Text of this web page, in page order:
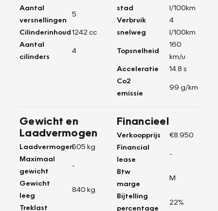
Aantal
versnellingen
5
Cilinderinhoud1242 cc
Aantal
cilinders
4
stad
l/100km
Verbruik
snelweg
4
l/100km
Topsnelheid
160
km/u
Acceleratie
14.8 s
Co2
emissie
99 g/km
Gewicht en
Laadvermogen
Laadvermogen505 kg
Maximaal
gewicht
-
Gewicht
leeg
840 kg
Treklast
Financieel
Verkoopprijs
€8.950
Financial
lease
-
Btw
marge
M
Bijtelling
percentage
22%